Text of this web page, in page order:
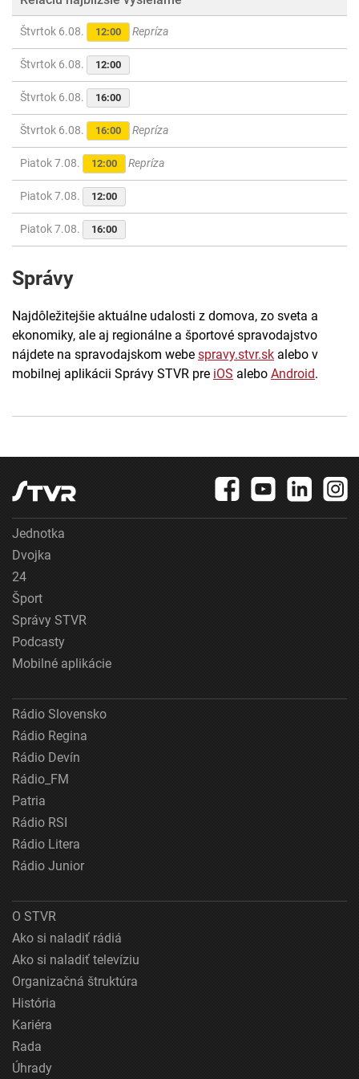
Štvrtok 6.08. 12:00 Repríza
Štvrtok 6.08. 12:00
Štvrtok 6.08. 16:00
Štvrtok 6.08. 16:00 Repríza
Piatok 7.08. 12:00 Repríza
Piatok 7.08. 12:00
Piatok 7.08. 16:00
Správy
Najdôležitejšie aktuálne udalosti z domova, zo sveta a
ekonomiky, ale aj regionálne a športové spravodajstvo
nájdete na spravodajskom webe spravy.stvr.sk alebo v
mobilnej aplikácii Správy STVR pre iOS alebo Android.
Jednotka
Dvojka
24
Šport
Správy STVR
Podcasty
Mobilné aplikácie
Rádio Slovensko
Rádio Regina
Rádio Devín
Rádio_FM
Patria
Rádio RSI
Rádio Litera
Rádio Junior
O STVR
Ako si naladiť rádiá
Ako si naladiť televíziu
Organizačná štruktúra
História
Kariéra
Rada
Úhrady